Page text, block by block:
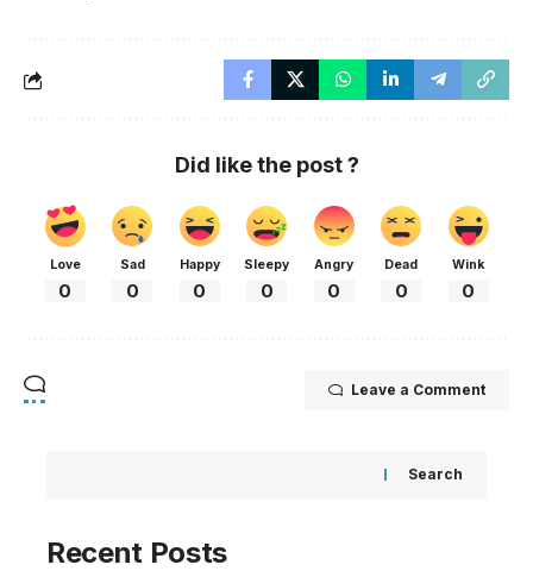
Did like the post ?
Love
0
Sad
0
Happy
0
Sleepy
0
Angry
0
Dead
0
Wink
0
Leave a Comment
Search
Recent Posts